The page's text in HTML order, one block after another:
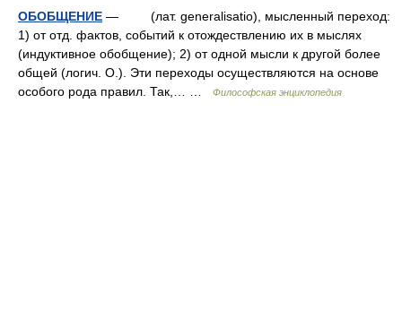
ОБОБЩЕНИЕ — (лат. generalisatio), мысленный переход:
1) от отд. фактов, событий к отождествлению их в мыслях
(индуктивное обобщение); 2) от одной мысли к другой более
общей (логич. О.). Эти переходы осуществляются на основе
особого рода правил. Так,… …
Философская энциклопедия